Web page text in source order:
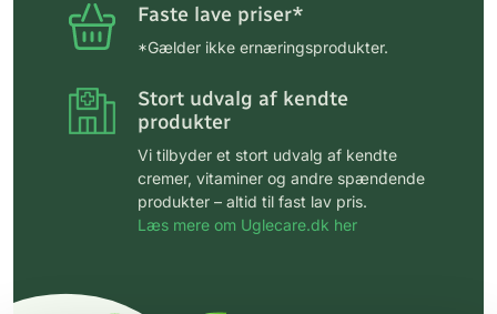
Faste lave priser*
*Gælder ikke ernæringsprodukter.
Stort udvalg af kendte
produkter
Vi tilbyder et stort udvalg af kendte
cremer, vitaminer og andre spændende
produkter – altid til fast lav pris.
Læs mere om Uglecare.dk her